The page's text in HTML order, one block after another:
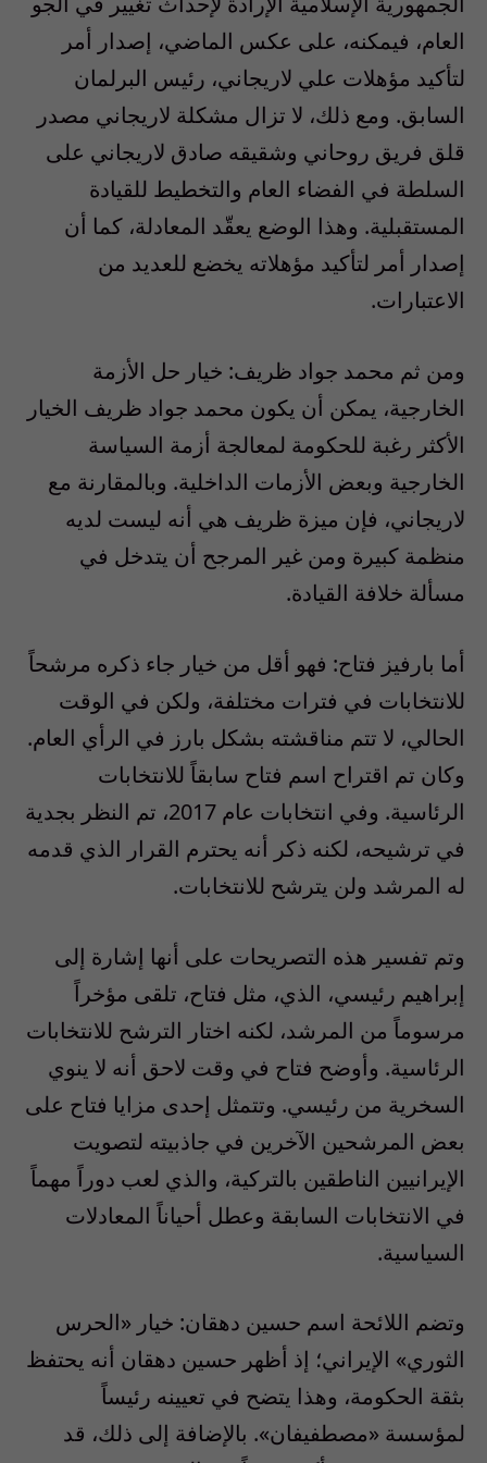
العام، فيمكنه، على عكس الماضي، إصدار أمر
لتأكيد مؤهلات علي لاريجاني، رئيس البرلمان
السابق. ومع ذلك، لا تزال مشكلة لاريجاني مصدر
قلق فريق روحاني وشقيقه صادق لاريجاني على
السلطة في الفضاء العام والتخطيط للقيادة
المستقبلية. وهذا الوضع يعقّد المعادلة، كما أن
إصدار أمر لتأكيد مؤهلاته يخضع للعديد من
الاعتبارات.
ومن ثم محمد جواد ظريف: خيار حل الأزمة
الخارجية، يمكن أن يكون محمد جواد ظريف الخيار
الأكثر رغبة للحكومة لمعالجة أزمة السياسة
الخارجية وبعض الأزمات الداخلية. وبالمقارنة مع
لاريجاني، فإن ميزة ظريف هي أنه ليست لديه
منظمة كبيرة ومن غير المرجح أن يتدخل في
مسألة خلافة القيادة.
أما بارفيز فتاح: فهو أقل من خيار جاء ذكره مرشحاً
للانتخابات في فترات مختلفة، ولكن في الوقت
الحالي، لا تتم مناقشته بشكل بارز في الرأي العام.
وكان تم اقتراح اسم فتاح سابقاً للانتخابات
الرئاسية. وفي انتخابات عام 2017، تم النظر بجدية
في ترشيحه، لكنه ذكر أنه يحترم القرار الذي قدمه
له المرشد ولن يترشح للانتخابات.
وتم تفسير هذه التصريحات على أنها إشارة إلى
إبراهيم رئيسي، الذي، مثل فتاح، تلقى مؤخراً
مرسوماً من المرشد، لكنه اختار الترشح للانتخابات
الرئاسية. وأوضح فتاح في وقت لاحق أنه لا ينوي
السخرية من رئيسي. وتتمثل إحدى مزايا فتاح على
بعض المرشحين الآخرين في جاذبيته لتصويت
الإيرانيين الناطقين بالتركية، والذي لعب دوراً مهماً
في الانتخابات السابقة وعطل أحياناً المعادلات
السياسية.
وتضم اللائحة اسم حسين دهقان: خيار «الحرس
الثوري» الإيراني؛ إذ أظهر حسين دهقان أنه يحتفظ
بثقة الحكومة، وهذا يتضح في تعيينه رئيساً
لمؤسسة «مصطفيفان». بالإضافة إلى ذلك، قد